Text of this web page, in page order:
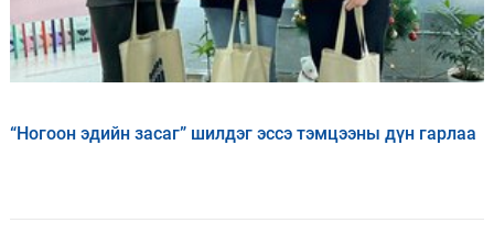
“Ногоон эдийн засаг” шилдэг эссэ тэмцээны дүн гарлаа